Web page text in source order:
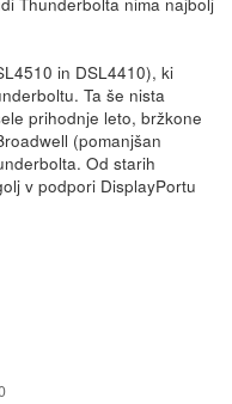
in DSL4410), ki
Ta še nista
prihodnje leto, bržkone
(pomanjšan
Od starih
v podpori DisplayPortu